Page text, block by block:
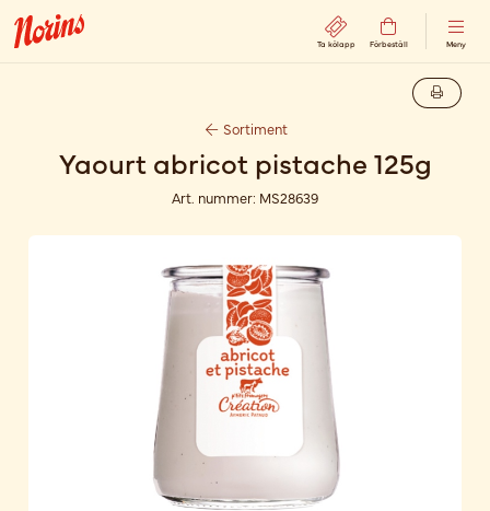
Ta kölapp Förbeställ Meny
Sortiment
Yaourt abricot pistache 125g
Art. nummer: MS28639